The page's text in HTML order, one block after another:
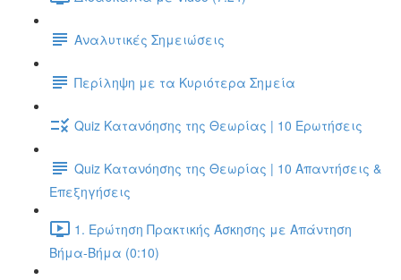
Αναλυτικές Σημειώσεις
Περίληψη με τα Κυριότερα Σημεία
Quiz Κατανόησης της Θεωρίας | 10 Ερωτήσεις
Quiz Κατανόησης της Θεωρίας | 10 Απαντήσεις &
Επεξηγήσεις
1. Ερώτηση Πρακτικής Άσκησης με Απάντηση
Βήμα-Βήμα (0:10)